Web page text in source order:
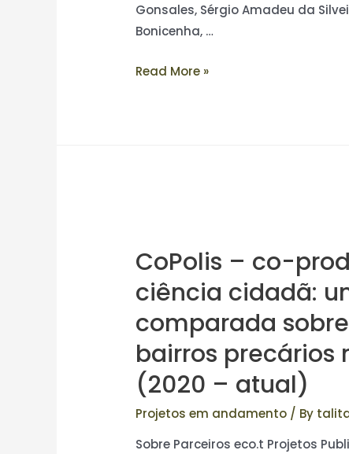
Gonsales, Sérgio Amadeu da
Bonicenha, …
Read More »
CoPolis – co-
ciência cidadã:
comparada
bairros precários
(2020 – atual)
Projetos em andamento / By
Sobre Parceiros eco.t Projetos